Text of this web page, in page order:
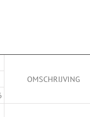
OMSCHRIJVING